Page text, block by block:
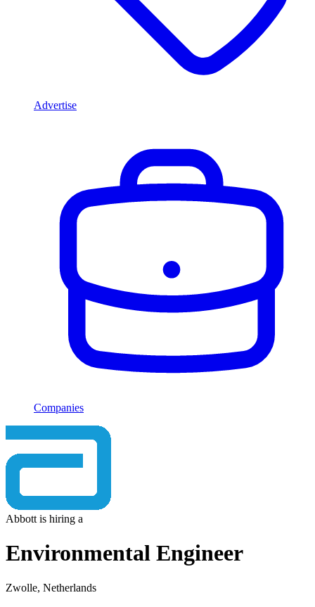
Advertise
Companies
Abbott is hiring a
Environmental Engineer
Zwolle, Netherlands